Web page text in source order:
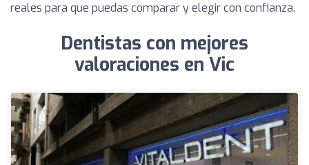
reales para que puedas comparar y elegir con confianza.
Dentistas con mejores
valoraciones en Vic